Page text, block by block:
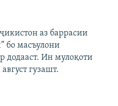
аз баррасии
бо масъулони
додааст. Ин мулоқоти
гузашт.